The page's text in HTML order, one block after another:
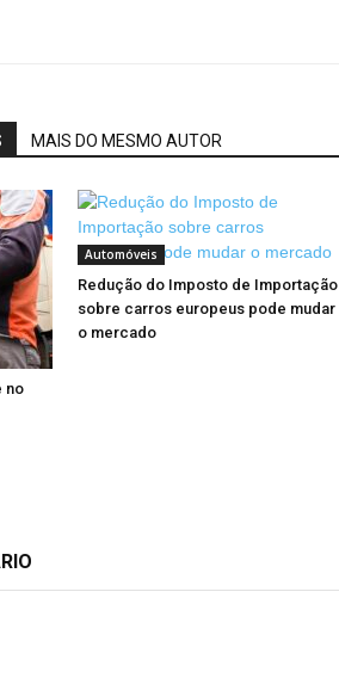
MAIS DO MESMO AUTOR
no
Automóveis
Redução do Imposto de Importação
sobre carros europeus pode mudar
o mercado